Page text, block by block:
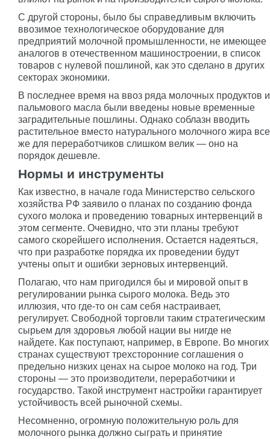
С другой стороны, было бы справедливым включить
ввозимое технологическое оборудование для
предприятий молочной промышленности, не имеющее
аналогов в отечественном машиностроении, в список
товаров с нулевой пошлиной, как это сделано в других
секторах экономики.
В последнее время на ввоз ряда молочных продуктов и
пальмового масла были введены новые временные
заградительные пошлины. Однако соблазн вводить
растительное вместо натурального молочного жира все
же для переработчиков слишком велик — оно на
порядок дешевле.
Нормы и инструменты
Как известно, в начале года Министерство сельского
хозяйства РФ заявило о планах по созданию фонда
сухого молока и проведению товарных интервенций в
этом сегменте. Очевидно, что эти планы требуют
самого скорейшего исполнения. Остается надеяться,
что при разработке порядка их проведении будут
учтены опыт и ошибки зерновых интервенций.
Полагаю, что нам пригодился бы и мировой опыт в
регулировании рынка сырого молока. Ведь это
иллюзия, что где-то он сам себя настраивает,
регулирует. Свободной торговли таким стратегическим
сырьем для здоровья любой нации вы нигде не
найдете. Как поступают, например, в Европе. Во многих
странах существуют трехсторонние соглашения о
предельно низких ценах на сырое молоко на год. Три
стороны — это производители, переработчики и
государство. Такой инструмент настройки гарантирует
устойчивость всей рыночной схемы.
Несомненно, огромную положительную роль для
молочного рынка должно сыграть и принятие